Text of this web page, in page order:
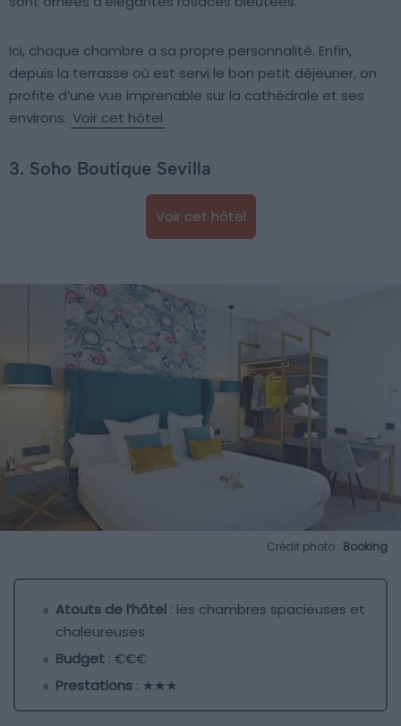
Ici, chaque chambre a sa propre personnalité. Enfin,
depuis la terrasse où est servi le bon petit déjeuner, on
profite d’une vue imprenable sur la cathédrale et ses
environs. Voir cet hôtel
3. Soho Boutique Sevilla
Voir cet hôtel
Crédit photo : Booking
Atouts de l’hôtel : les chambres spacieuses et
chaleureuses
Budget : €€€
Prestations : ★★★